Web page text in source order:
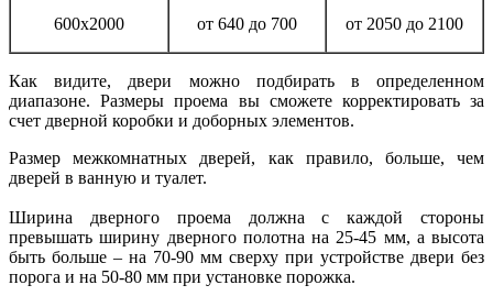
600х2000 от 640 до 700 от 2050 до 2100
Как видите, двери можно подбирать в определенном
диапазоне. Размеры проема вы сможете корректировать за
счет дверной коробки и доборных элементов.
Размер межкомнатных дверей, как правило, больше, чем
дверей в ванную и туалет.
Ширина дверного проема должна с каждой стороны
превышать ширину дверного полотна на 25-45 мм, а высота
быть больше – на 70-90 мм сверху при устройстве двери без
порога и на 50-80 мм при установке порожка.